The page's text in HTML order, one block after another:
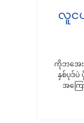
လူင
ကိုဘအေး
နှစ်ပုဒ်
အကြေ